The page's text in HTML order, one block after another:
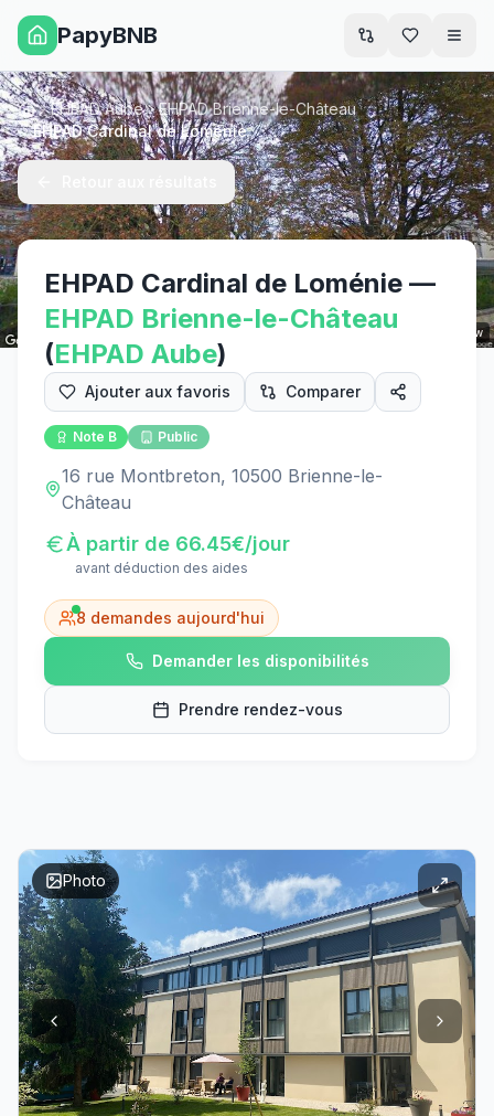
PapyBNB
Street View
AccueilEHPAD Aube
EHPAD Brienne-le-Château
EHPAD Cardinal de Loménie
EHPAD Cardinal de Loménie —
EHPAD Brienne-le-Château
(EHPAD Aube)
Ajouter aux favoris Comparer
Note B Public
16 rue Montbreton, 10500 Brienne-le-
Château
À partir de 66.45€/jour
avant déduction des aides
8 demandes aujourd'hui
Demander les disponibilités
Prendre rendez-vous
Photo